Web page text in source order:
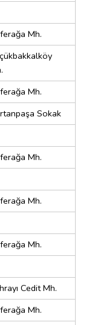
Mh.
Mh.
Sokak
Mh.
Mh.
Mh.
Cedit Mh.
Mh.